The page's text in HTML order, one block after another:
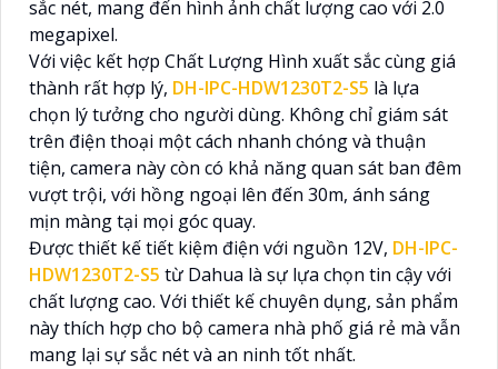
sắc nét, mang đến hình ảnh chất lượng cao với 2.0
megapixel.
Với việc kết hợp Chất Lượng Hình xuất sắc cùng giá
thành rất hợp lý, DH-IPC-HDW1230T2-S5 là lựa
chọn lý tưởng cho người dùng. Không chỉ giám sát
trên điện thoại một cách nhanh chóng và thuận
tiện, camera này còn có khả năng quan sát ban đêm
vượt trội, với hồng ngoại lên đến 30m, ánh sáng
mịn màng tại mọi góc quay.
Được thiết kế tiết kiệm điện với nguồn 12V, DH-IPC-
HDW1230T2-S5 từ Dahua là sự lựa chọn tin cậy với
chất lượng cao. Với thiết kế chuyên dụng, sản phẩm
này thích hợp cho bộ camera nhà phố giá rẻ mà vẫn
mang lại sự sắc nét và an ninh tốt nhất.